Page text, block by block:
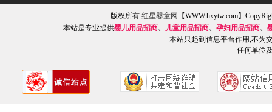
版权所有红星婴童网
【WWW.hxytw.com】
本站是专业提供婴儿用品招商、 儿童用品招商、 孕妇用品招商、
本站只起到信息平台作用,不为
任何单位